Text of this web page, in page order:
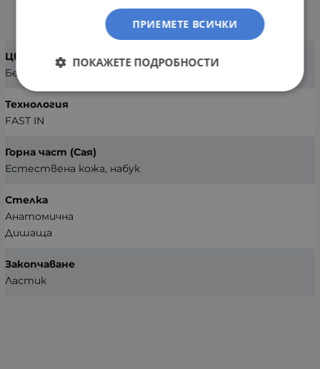
ХАРАКТЕРИСТИКИ
Цвят
Бежов
Технология
FAST IN
Горна част (Сая)
Естествена кожа, набук
Стелка
Анатомична
Дишаща
Закопчаване
Ластик
ПРИЕМЕТЕ ВСИЧКИ
ПОКАЖЕТЕ ПОДРОБНОСТИ